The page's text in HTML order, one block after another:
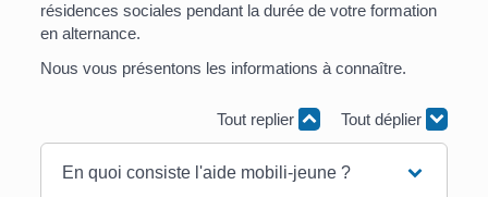
résidences sociales pendant la durée de votre formation
en alternance.
Nous vous présentons les informations à connaître.
Tout replier Tout déplier
En quoi consiste l'aide mobili-jeune ?